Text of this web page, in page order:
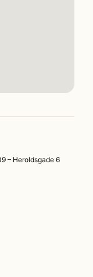
– Heroldsgade 6